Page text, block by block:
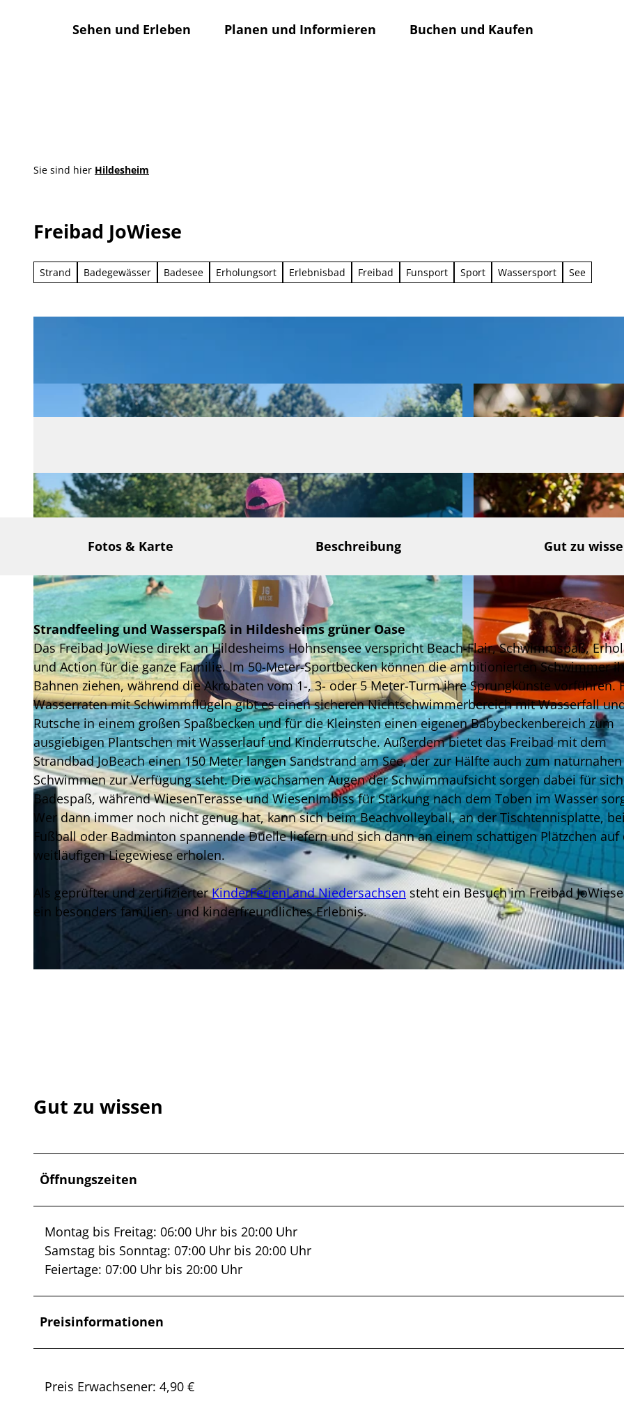
Sehen und Erleben Planen und Informieren Buchen und Kaufen
Sie sind hier Hildesheim
Freibad JoWiese
Strand Badegewässer Badesee Erholungsort Erlebnisbad Freibad Funsport Sport Wassersport See
© Event Werft GmbH | CC-BY-SA © Event Werft GmbH |
Fotos & Karte Beschreibung Gut zu
Strandfeeling und Wasserspaß in Hildesheims grüner Oase
Das Freibad JoWiese direkt an Hildesheims Hohnsensee verspricht Beach-Flair, Schwimmspaß,
und Action für die ganze Familie. Im 50-Meter-Sportbecken können die ambitionierten Schwimmer
Bahnen ziehen, während die Akrobaten vom 1-, 3- oder 5 Meter-Turm ihre Sprungkünste vorführen.
Wasserraten mit Schwimmflügeln gibt es einen sicheren Nichtschwimmerbereich mit Wasserfall
Rutsche in einem großen Spaßbecken und für die Kleinsten einen eigenen Babybeckenbereich zum
ausgiebigen Plantschen mit Wasserlauf und Kinderrutsche. Außerdem bietet das Freibad mit dem
Strandbad JoBeach einen 150 Meter langen Sandstrand am See, der zur Hälfte auch zum naturnahen
Schwimmen zur Verfügung steht. Die wachsamen Augen der Schwimmaufsicht sorgen dabei für
Badespaß, während WiesenTerasse und WiesenImbiss für Stärkung nach dem Toben im Wasser
Wer dann immer noch nicht genug hat, kann sich beim Beachvolleyball, an der Tischtennisplatte,
Fußball oder Badminton spannende Duelle liefern und sich dann an einem schattigen Plätzchen auf
weitläufigen Liegewiese erholen.
Als geprüfter und zertifizierterKinderFerienLand Niedersachsen steht ein Besuch im Freibad
ein besonders familien- und kinderfreundliches Erlebnis.
Gut zu wissen
Öffnungszeiten
Montag bis Freitag: 06:00 Uhr bis 20:00 Uhr
Samstag bis Sonntag: 07:00 Uhr bis 20:00 Uhr
Feiertage: 07:00 Uhr bis 20:00 Uhr
Preisinformationen
Preis Erwachsener: 4,90 €